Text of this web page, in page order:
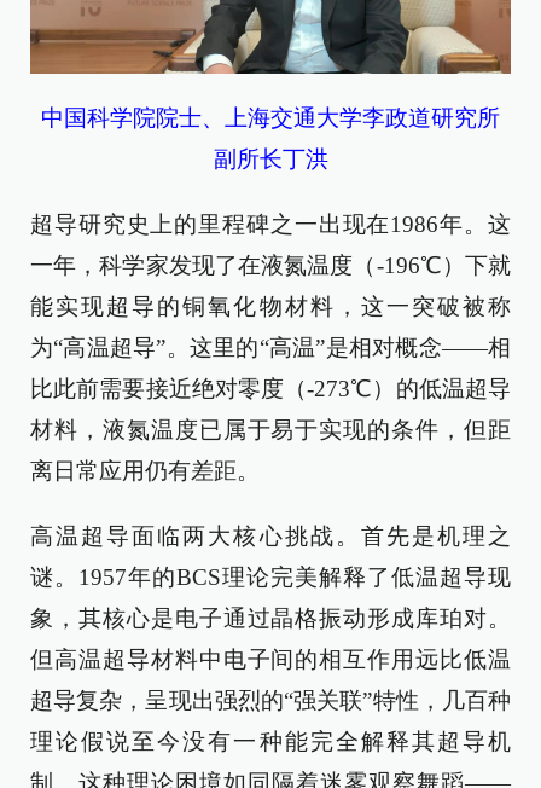
中国科学院院士、上海交通大学李政道研究所
副所长丁洪
超导研究史上的里程碑之一出现在1986年。这
一年，科学家发现了在液氮温度（-196℃）下就
能实现超导的铜氧化物材料，这一突破被称
为“高温超导”。这里的“高温”是相对概念——相
比此前需要接近绝对零度（-273℃）的低温超导
材料，液氮温度已属于易于实现的条件，但距
离日常应用仍有差距。
高温超导面临两大核心挑战。首先是机理之
谜。1957年的BCS理论完美解释了低温超导现
象，其核心是电子通过晶格振动形成库珀对。
但高温超导材料中电子间的相互作用远比低温
超导复杂，呈现出强烈的“强关联”特性，几百种
理论假说至今没有一种能完全解释其超导机
制。这种理论困境如同隔着迷雾观察舞蹈——